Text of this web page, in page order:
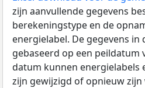
zijn aanvullende gegevens
berekeningstype en de
energielabel. De gegevens in
gebaseerd op een peildatum
datum kunnen energielabels
zijn gewijzigd of opnieuw zijn